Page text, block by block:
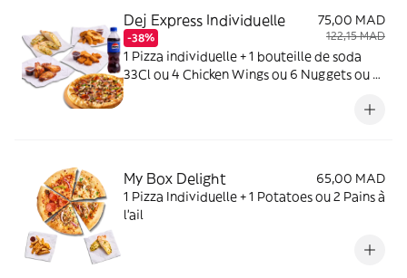
Dej Express Individuelle
-38%
75,00 MAD
122,15 MAD
1 Pizza individuelle + 1 bouteille de soda
33Cl ou 4 Chicken Wings ou 6 Nuggets ou 4
My Box Delight
65,00 MAD
1 Pizza Individuelle + 1 Potatoes ou 2 Pains à
l'ail